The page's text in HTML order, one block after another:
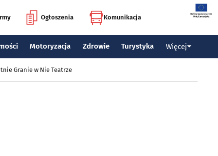
Ogłoszenia Komunikacja
Motoryzacja Zdrowie Turystyka Więcej
Granie w Nie Teatrze